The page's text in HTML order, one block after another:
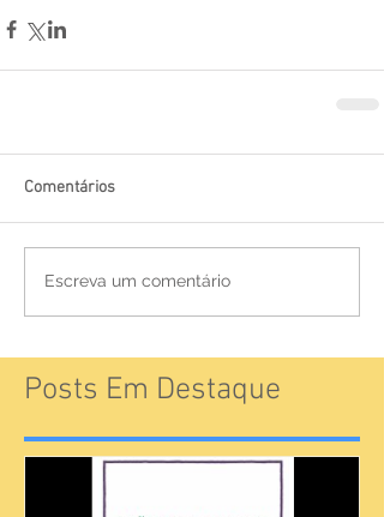
Comentários
Escreva um comentário
Posts Em Destaque